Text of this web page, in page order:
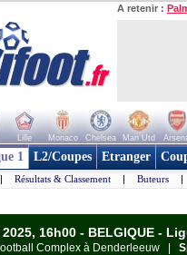
A retenir :
Lille Monaco Chelsea Man Utd
1 L2/Coupes Etranger
| Résultats & Classement | Buteurs |
16h00 - BELGIQUE -
Complex à Denderleeuw |